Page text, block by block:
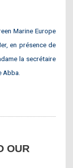
Marine Europe
en présence de
la secrétaire
Abba.
OUR